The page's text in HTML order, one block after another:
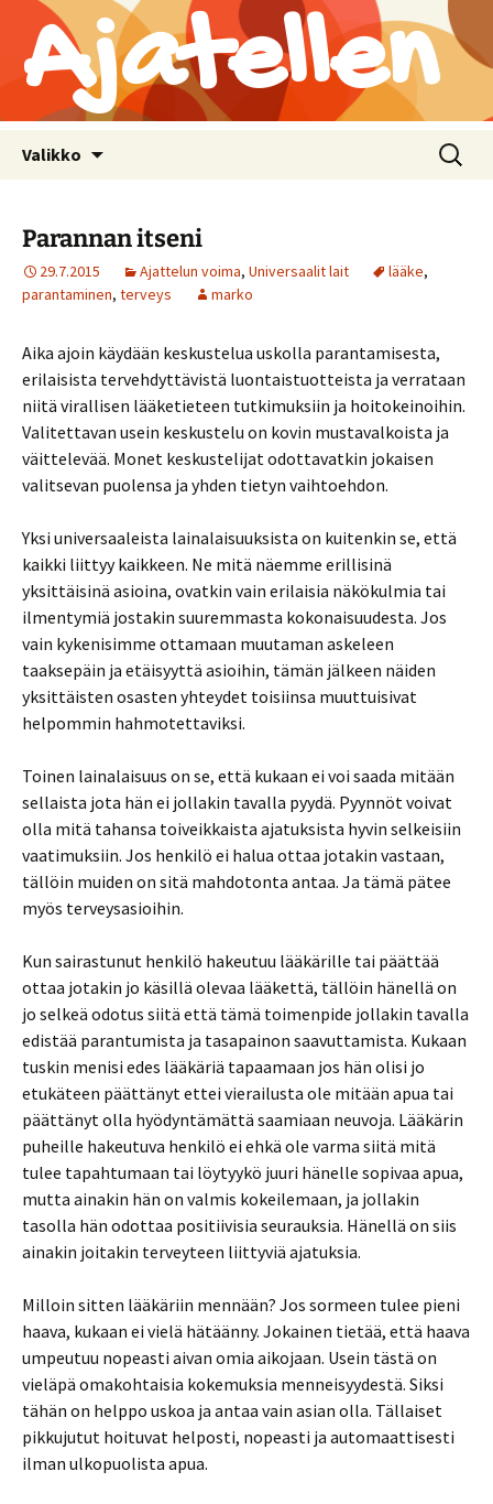
Ajatellen
Valikko Haku:
Parannan itseni
29.7.2015 Ajattelun voima, Universaalit lait lääke,
parantaminen, terveys marko
Aika ajoin käydään keskustelua uskolla parantamisesta,
erilaisista tervehdyttävistä luontaistuotteista ja verrataan
niitä virallisen lääketieteen tutkimuksiin ja hoitokeinoihin.
Valitettavan usein keskustelu on kovin mustavalkoista ja
väittelevää. Monet keskustelijat odottavatkin jokaisen
valitsevan puolensa ja yhden tietyn vaihtoehdon.
Yksi universaaleista lainalaisuuksista on kuitenkin se, että
kaikki liittyy kaikkeen. Ne mitä näemme erillisinä
yksittäisinä asioina, ovatkin vain erilaisia näkökulmia tai
ilmentymiä jostakin suuremmasta kokonaisuudesta. Jos
vain kykenisimme ottamaan muutaman askeleen
taaksepäin ja etäisyyttä asioihin, tämän jälkeen näiden
yksittäisten osasten yhteydet toisiinsa muuttuisivat
helpommin hahmotettaviksi.
Toinen lainalaisuus on se, että kukaan ei voi saada mitään
sellaista jota hän ei jollakin tavalla pyydä. Pyynnöt voivat
olla mitä tahansa toiveikkaista ajatuksista hyvin selkeisiin
vaatimuksiin. Jos henkilö ei halua ottaa jotakin vastaan,
tällöin muiden on sitä mahdotonta antaa. Ja tämä pätee
myös terveysasioihin.
Kun sairastunut henkilö hakeutuu lääkärille tai päättää
ottaa jotakin jo käsillä olevaa lääkettä, tällöin hänellä on
jo selkeä odotus siitä että tämä toimenpide jollakin tavalla
edistää parantumista ja tasapainon saavuttamista. Kukaan
tuskin menisi edes lääkäriä tapaamaan jos hän olisi jo
etukäteen päättänyt ettei vierailusta ole mitään apua tai
päättänyt olla hyödyntämättä saamiaan neuvoja. Lääkärin
puheille hakeutuva henkilö ei ehkä ole varma siitä mitä
tulee tapahtumaan tai löytyykö juuri hänelle sopivaa apua,
mutta ainakin hän on valmis kokeilemaan, ja jollakin
tasolla hän odottaa positiivisia seurauksia. Hänellä on siis
ainakin joitakin terveyteen liittyviä ajatuksia.
Milloin sitten lääkäriin mennään? Jos sormeen tulee pieni
haava, kukaan ei vielä hätäänny. Jokainen tietää, että haava
umpeutuu nopeasti aivan omia aikojaan. Usein tästä on
vieläpä omakohtaisia kokemuksia menneisyydestä. Siksi
tähän on helppo uskoa ja antaa vain asian olla. Tällaiset
pikkujutut hoituvat helposti, nopeasti ja automaattisesti
ilman ulkopuolista apua.